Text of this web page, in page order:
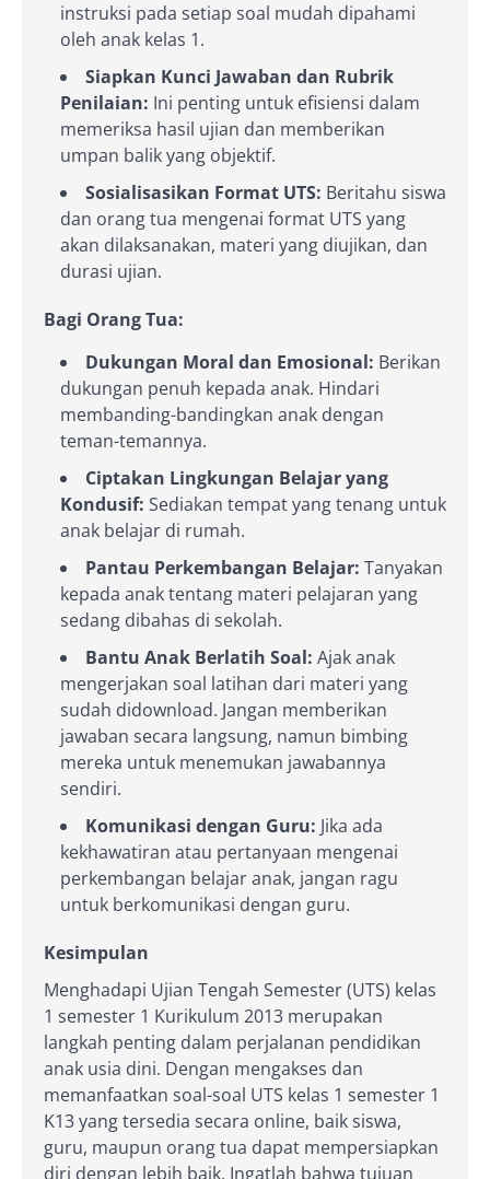
instruksi pada setiap soal mudah dipahami
oleh anak kelas 1.
Siapkan Kunci Jawaban dan Rubrik
Penilaian: Ini penting untuk efisiensi dalam
memeriksa hasil ujian dan memberikan
umpan balik yang objektif.
Sosialisasikan Format UTS: Beritahu siswa
dan orang tua mengenai format UTS yang
akan dilaksanakan, materi yang diujikan, dan
durasi ujian.
Bagi Orang Tua:
Dukungan Moral dan Emosional: Berikan
dukungan penuh kepada anak. Hindari
membanding-bandingkan anak dengan
teman-temannya.
Ciptakan Lingkungan Belajar yang
Kondusif: Sediakan tempat yang tenang untuk
anak belajar di rumah.
Pantau Perkembangan Belajar: Tanyakan
kepada anak tentang materi pelajaran yang
sedang dibahas di sekolah.
Bantu Anak Berlatih Soal: Ajak anak
mengerjakan soal latihan dari materi yang
sudah didownload. Jangan memberikan
jawaban secara langsung, namun bimbing
mereka untuk menemukan jawabannya
sendiri.
Komunikasi dengan Guru: Jika ada
kekhawatiran atau pertanyaan mengenai
perkembangan belajar anak, jangan ragu
untuk berkomunikasi dengan guru.
Kesimpulan
Menghadapi Ujian Tengah Semester (UTS) kelas
1 semester 1 Kurikulum 2013 merupakan
langkah penting dalam perjalanan pendidikan
anak usia dini. Dengan mengakses dan
memanfaatkan soal-soal UTS kelas 1 semester 1
K13 yang tersedia secara online, baik siswa,
guru, maupun orang tua dapat mempersiapkan
diri dengan lebih baik. Ingatlah bahwa tujuan